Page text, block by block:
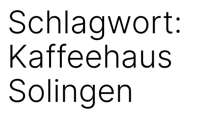
Schlagwort:
Kaffeehaus
Solingen